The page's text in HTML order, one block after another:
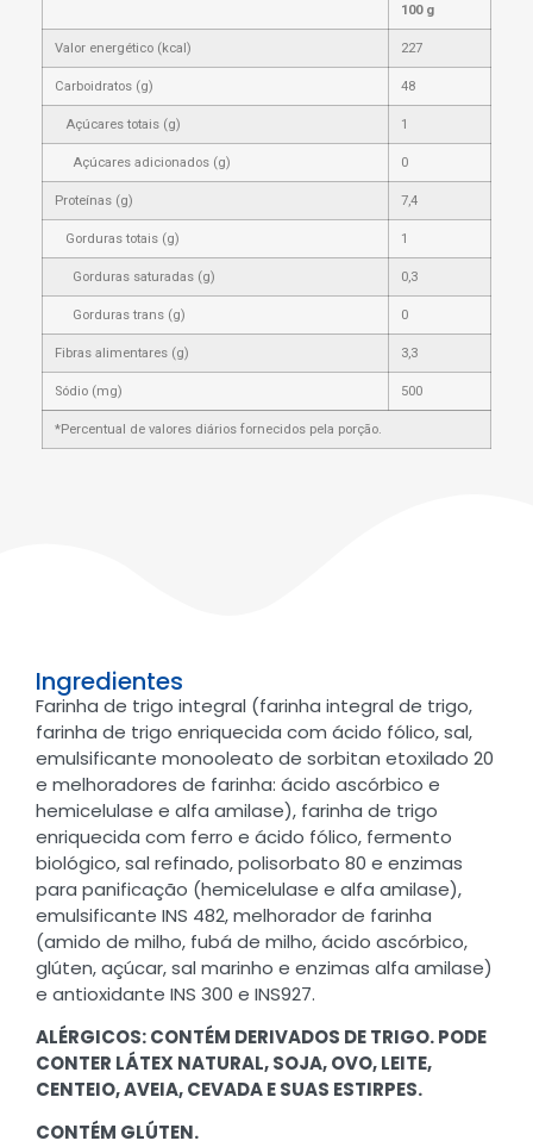
100 g
Valor energético (kcal) 227
Carboidratos (g) 48
Açúcares totais (g) 1
Açúcares adicionados (g) 0
Proteínas (g) 7,4
Gorduras totais (g) 1
Gorduras saturadas (g) 0,3
Gorduras trans (g) 0
Fibras alimentares (g) 3,3
Sódio (mg) 500
*Percentual de valores diários fornecidos pela porção.
Ingredientes
Farinha de trigo integral (farinha integral de trigo,
farinha de trigo enriquecida com ácido fólico, sal,
emulsificante monooleato de sorbitan etoxilado 20
e melhoradores de farinha: ácido ascórbico e
hemicelulase e alfa amilase), farinha de trigo
enriquecida com ferro e ácido fólico, fermento
biológico, sal refinado, polisorbato 80 e enzimas
para panificação (hemicelulase e alfa amilase),
emulsificante INS 482, melhorador de farinha
(amido de milho, fubá de milho, ácido ascórbico,
glúten, açúcar, sal marinho e enzimas alfa amilase)
e antioxidante INS 300 e INS927.
ALÉRGICOS: CONTÉM DERIVADOS DE TRIGO. PODE
CONTER LÁTEX NATURAL, SOJA, OVO, LEITE,
CENTEIO, AVEIA, CEVADA E SUAS ESTIRPES.
CONTÉM GLÚTEN.